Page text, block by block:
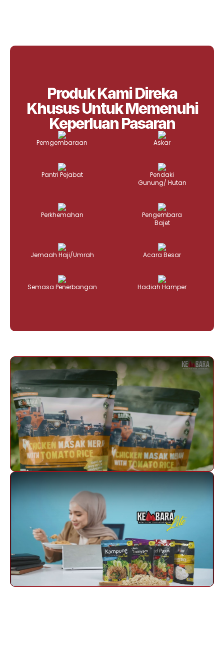
Produk Kami Direka
Khusus Untuk Memenuhi
Keperluan Pasaran
Pemgembaraan Askar
Pantri Pejabat
Pendaki
Gunung/ Hutan
Perkhemahan
Pengembara
Bajet
Jemaah Haji/Umrah Acara Besar
Semasa Penerbangan Hadiah Hamper